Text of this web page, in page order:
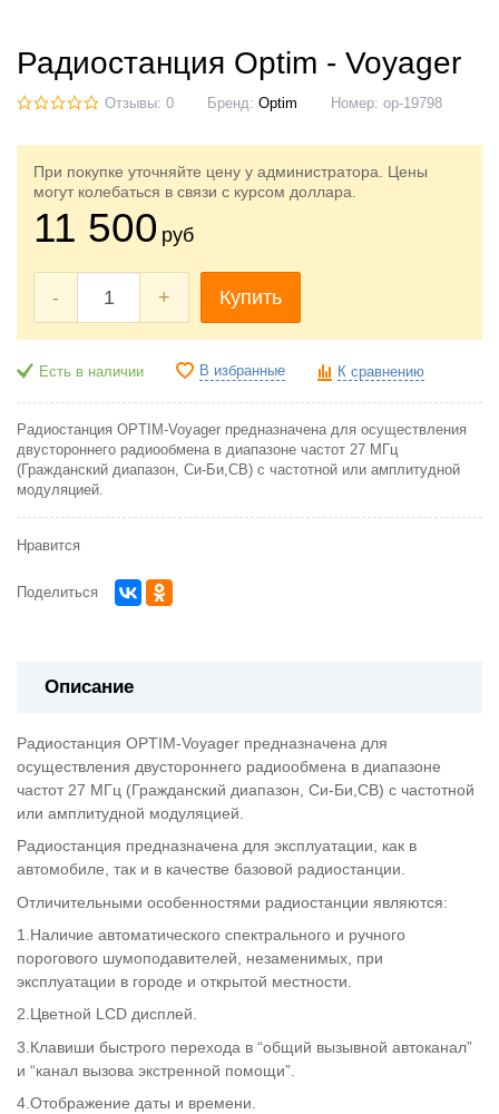
Радиостанция Optim - Voyager
Отзывы: 0 Бренд: Optim Номер: op-19798
При покупке уточняйте цену у администратора. Цены
могут колебаться в связи с курсом доллара.
11 500 руб
- + Купить
Есть в наличии В избранные К сравнению
Радиостанция OPTIM-Voyager предназначена для осуществления
двустороннего радиообмена в диапазоне частот 27 МГц
(Гражданский диапазон, Си-Би,CB) с частотной или амплитудной
модуляцией.
Нравится
Поделиться
Описание
Радиостанция OPTIM-Voyager предназначена для
осуществления двустороннего радиообмена в диапазоне
частот 27 МГц (Гражданский диапазон, Си-Би,CB) с частотной
или амплитудной модуляцией.
Радиостанция предназначена для эксплуатации, как в
автомобиле, так и в качестве базовой радиостанции.
Отличительными особенностями радиостанции являются:
1.Наличие автоматического спектрального и ручного
порогового шумоподавителей, незаменимых, при
эксплуатации в городе и открытой местности.
2.Цветной LCD дисплей.
3.Клавиши быстрого перехода в “общий вызывной автоканал”
и “канал вызова экстренной помощи”.
4.Отображение даты и времени.